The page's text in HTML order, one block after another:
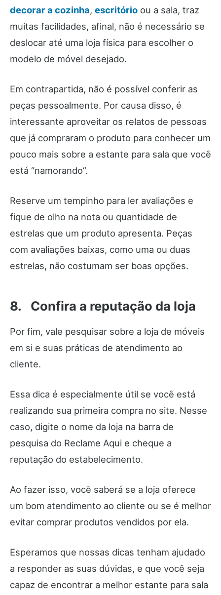
decorar a cozinha, escritório ou a sala, traz
muitas facilidades, afinal, não é necessário se
deslocar até uma loja física para escolher o
modelo de móvel desejado.
Em contrapartida, não é possível conferir as
peças pessoalmente. Por causa disso, é
interessante aproveitar os relatos de pessoas
que já compraram o produto para conhecer um
pouco mais sobre a estante para sala que você
está “namorando”.
Reserve um tempinho para ler avaliações e
fique de olho na nota ou quantidade de
estrelas que um produto apresenta. Peças
com avaliações baixas, como uma ou duas
estrelas, não costumam ser boas opções.
8. Confira a reputação da loja
Por fim, vale pesquisar sobre a loja de móveis
em si e suas práticas de atendimento ao
cliente.
Essa dica é especialmente útil se você está
realizando sua primeira compra no site. Nesse
caso, digite o nome da loja na barra de
pesquisa do Reclame Aqui e cheque a
reputação do estabelecimento.
Ao fazer isso, você saberá se a loja oferece
um bom atendimento ao cliente ou se é melhor
evitar comprar produtos vendidos por ela.
Esperamos que nossas dicas tenham ajudado
a responder as suas dúvidas, e que você seja
capaz de encontrar a melhor estante para sala